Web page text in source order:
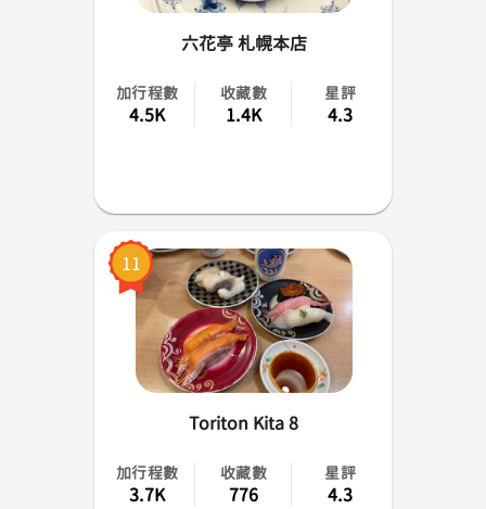
六花亭 札幌本店
加行程數
4.5K
收藏數
1.4K
星評
4.3
11
Toriton Kita 8
加行程數
3.7K
收藏數
776
星評
4.3